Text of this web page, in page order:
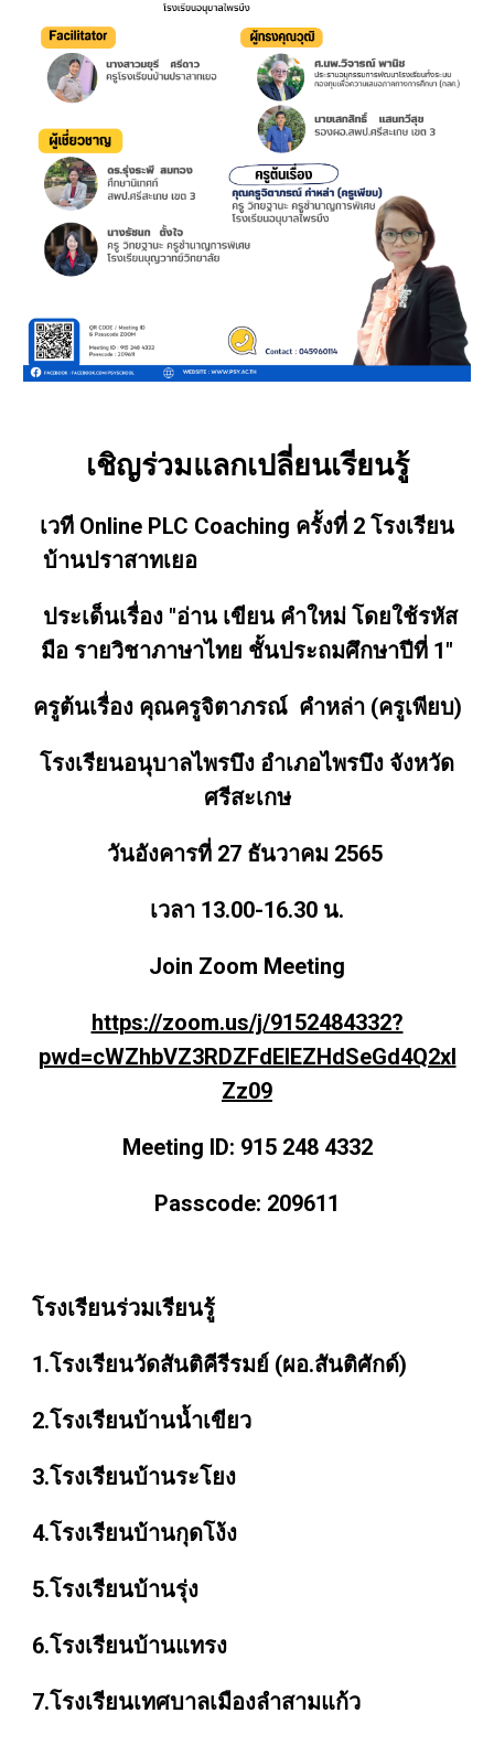
เชิญร่วมแลกเปลี่ยนเรียนรู้
เวที Online PLC Coaching ครั้งที่ 2 โรงเรียน
บ้านปราสาทเยอ
ประเด็นเรื่อง "อ่าน เขียน คำใหม่ โดยใช้รหัส
มือ รายวิชาภาษาไทย ชั้นประถมศึกษาปีที่ 1"
ครูต้นเรื่อง คุณครูจิตาภรณ์ คำหล่า (ครูเพียบ)
โรงเรียนอนุบาลไพรบึง อำเภอไพรบึง จังหวัด
ศรีสะเกษ
วันอังคารที่ 27 ธันวาคม 2565
เวลา 13.00-16.30 น.
Join Zoom Meeting
https://zoom.us/j/9152484332?
pwd=cWZhbVZ3RDZFdElEZHdSeGd4Q2xI
Zz09
Meeting ID: 915 248 4332
Passcode: 209611
โรงเรียนร่วมเรียนรู้
1.โรงเรียนวัดสันติคีรีรมย์ (ผอ.สันติศักด์)
2.โรงเรียนบ้านน้ำเขียว
3.โรงเรียนบ้านระโยง
4.โรงเรียนบ้านกุดโง้ง
5.โรงเรียนบ้านรุ่ง
6.โรงเรียนบ้านแทรง
7.โรงเรียนเทศบาลเมืองลำสามแก้ว